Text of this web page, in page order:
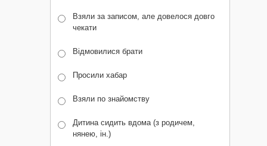
Взяли за записом, але довелося довго
чекати
Відмовилися брати
Просили хабар
Взяли по знайомству
Дитина сидить вдома (з родичем,
нянею, ін.)